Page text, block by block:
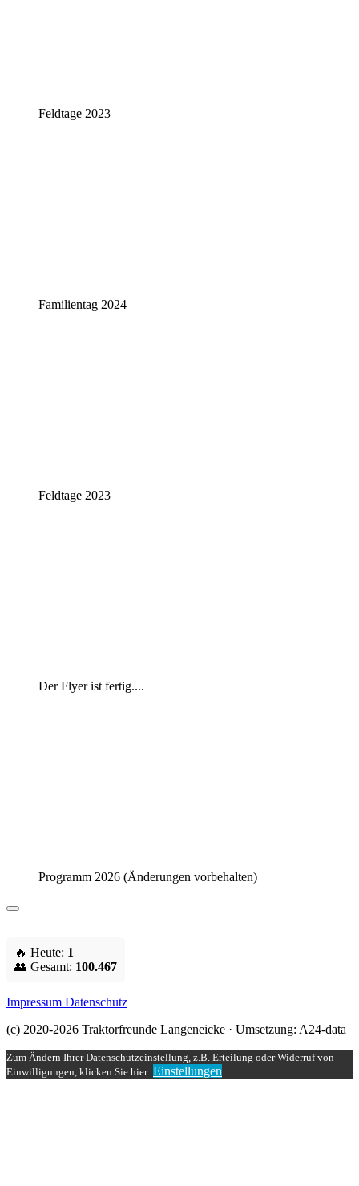
Feldtage 2023
Familientag 2024
Feldtage 2023
Der Flyer ist fertig....
Programm 2026 (Änderungen vorbehalten)
🔥 Heute: 1
👥 Gesamt: 100.467
Impressum Datenschutz
(c) 2020-2026 Traktorfreunde Langeneicke · Umsetzung: A24-data
Zum Ändern Ihrer Datenschutzeinstellung, z.B. Erteilung oder Widerruf von
Einwilligungen, klicken Sie hier: Einstellungen